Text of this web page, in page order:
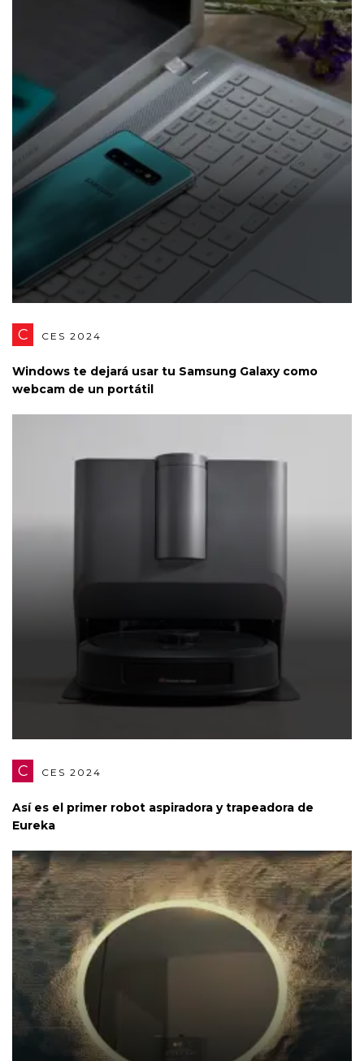
C CES 2024
Windows te dejará usar tu Samsung Galaxy como
webcam de un portátil
C CES 2024
Así es el primer robot aspiradora y trapeadora de
Eureka